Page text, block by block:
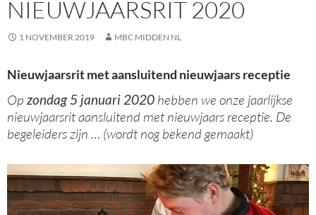
NIEUWJAARSRIT 2020
1 NOVEMBER 2019 MBC MIDDEN NL
Nieuwjaarsrit met aansluitend nieuwjaars receptie
Op zondag 5 januari 2020 hebben we onze jaarlijkse
nieuwjaarsrit aansluitend met nieuwjaars receptie. De
begeleiders zijn … (wordt nog bekend gemaakt)